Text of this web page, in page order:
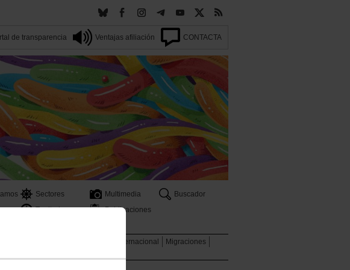
de transparencia Ventajas afiliación CONTACTA
Sectores Multimedia
Buscador
Territorios Publicaciones
Internacional
Migraciones